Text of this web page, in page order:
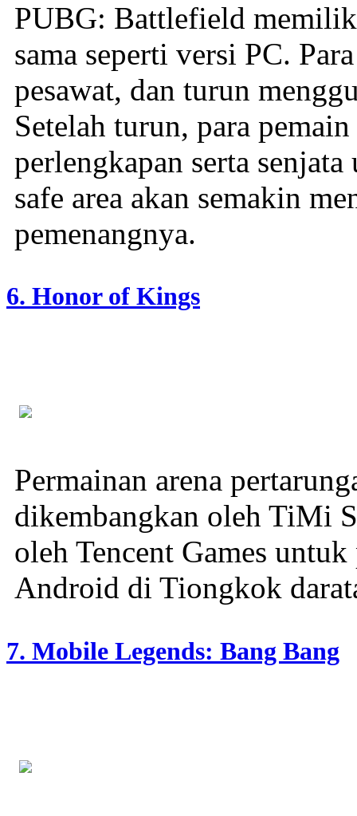
PUBG: Battlefield
sama seperti versi PC.
pesawat, dan turun
Setelah turun, para
perlengkapan serta
safe area akan semakin
pemenangnya.
6. Honor of Kings
Permainan arena
dikembangkan oleh TiMi
oleh Tencent Games
Android di Tiongkok
7. Mobile Legends: Bang Bang